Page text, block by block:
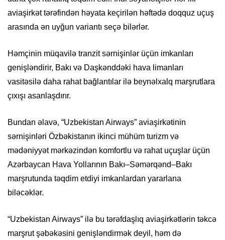
aviaşirkət tərəfindən həyata keçirilən həftədə doqquz uçuş
arasında ən uyğun variantı seçə bilərlər.
Həmçinin müqavilə tranzit sərnişinlər üçün imkanları
genişləndirir, Bakı və Daşkənddəki hava limanları
vasitəsilə daha rahat bağlantılar ilə beynəlxalq marşrutlara
çıxışı asanlaşdırır.
Bundan əlavə, “Uzbekistan Airways” aviaşirkətinin
sərnişinləri Özbəkistanın ikinci mühüm turizm və
mədəniyyət mərkəzindən komfortlu və rahat uçuşlar üçün
Azərbaycan Hava Yollarının Bakı–Səmərqənd–Bakı
marşrutunda təqdim etdiyi imkanlardan yararlana
biləcəklər.
“Uzbekistan Airways” ilə bu tərəfdaşlıq aviaşirkətlərin təkcə
marşrut şəbəkəsini genişləndirmək deyil, həm də